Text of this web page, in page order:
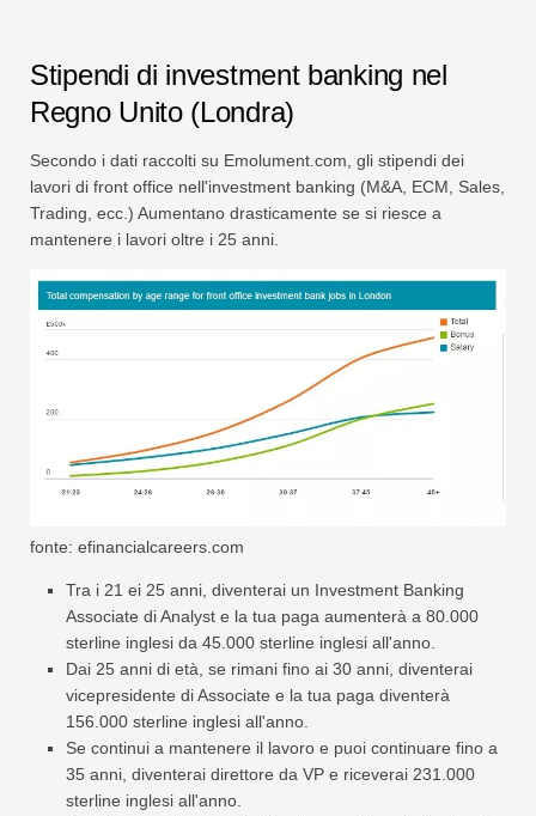
Stipendi di investment banking nel
Regno Unito (Londra)
Secondo i dati raccolti su Emolument.com, gli stipendi dei
lavori di front office nell'investment banking (M&A, ECM, Sales,
Trading, ecc.) Aumentano drasticamente se si riesce a
mantenere i lavori oltre i 25 anni.
fonte: efinancialcareers.com
Tra i 21 ei 25 anni, diventerai un Investment Banking
Associate di Analyst e la tua paga aumenterà a 80.000
sterline inglesi da 45.000 sterline inglesi all'anno.
Dai 25 anni di età, se rimani fino ai 30 anni, diventerai
vicepresidente di Associate e la tua paga diventerà
156.000 sterline inglesi all'anno.
Se continui a mantenere il lavoro e puoi continuare fino a
35 anni, diventerai direttore da VP e riceverai 231.000
sterline inglesi all'anno.